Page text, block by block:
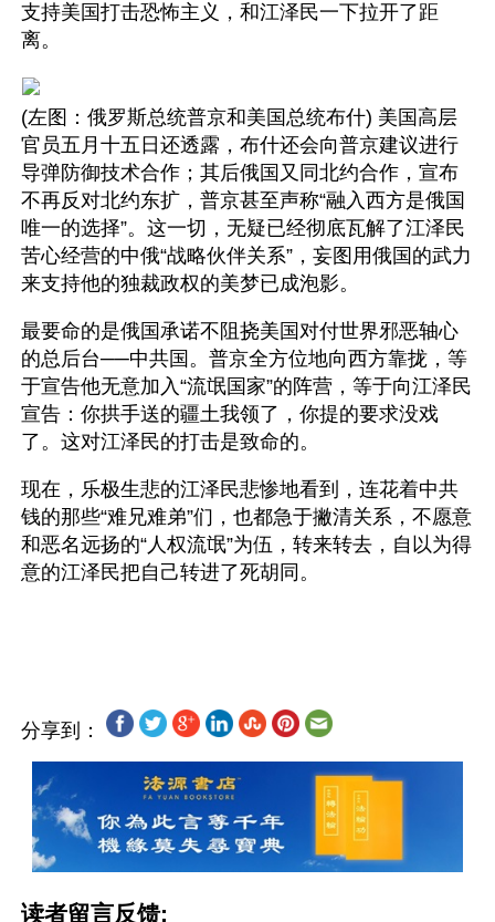
支持美国打击恐怖主义，和江泽民一下拉开了距
离。
(左图：俄罗斯总统普京和美国总统布什) 美国高层
官员五月十五日还透露，布什还会向普京建议进行
导弹防御技术合作；其后俄国又同北约合作，宣布
不再反对北约东扩，普京甚至声称“融入西方是俄国
唯一的选择”。这一切，无疑已经彻底瓦解了江泽民
苦心经营的中俄“战略伙伴关系”，妄图用俄国的武力
来支持他的独裁政权的美梦已成泡影。
最要命的是俄国承诺不阻挠美国对付世界邪恶轴心
的总后台──中共国。普京全方位地向西方靠拢，等
于宣告他无意加入“流氓国家”的阵营，等于向江泽民
宣告：你拱手送的疆土我领了，你提的要求没戏
了。这对江泽民的打击是致命的。
现在，乐极生悲的江泽民悲惨地看到，连花着中共
钱的那些“难兄难弟”们，也都急于撇清关系，不愿意
和恶名远扬的“人权流氓”为伍，转来转去，自以为得
意的江泽民把自己转进了死胡同。
分享到：
读者留言反馈: